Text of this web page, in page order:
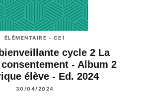
ÉLÉMENTAIRE - CE1
cycle 2 La
- Album 2
élève - Ed. 2024
30/04/2024